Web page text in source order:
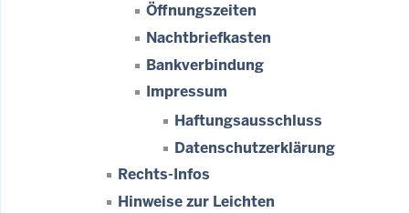
Öffnungszeiten
Nachtbriefkasten
Bankverbindung
Impressum
Haftungsausschluss
Datenschutzerklärung
Rechts-Infos
Hinweise zur Leichten